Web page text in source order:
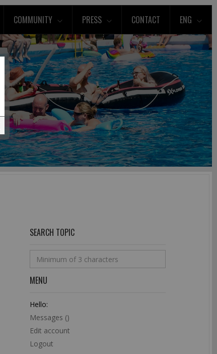
COMMUNITY PRESS CONTACT ENG
SEARCH TOPIC
MENU
Hello:
Messages ()
Edit account
Logout